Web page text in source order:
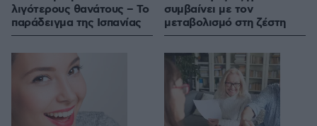
λιγότερους θανάτους – Το
παράδειγμα της Ισπανίας
συμβαίνει με τον
μεταβολισμό στη ζέστη